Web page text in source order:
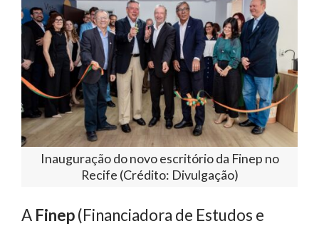
Inauguração do novo escritório da Finep no
Recife (Crédito: Divulgação)
A Finep(Financiadora de Estudos e